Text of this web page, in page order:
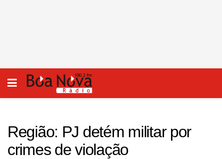
Região: PJ detém militar por
crimes de violação